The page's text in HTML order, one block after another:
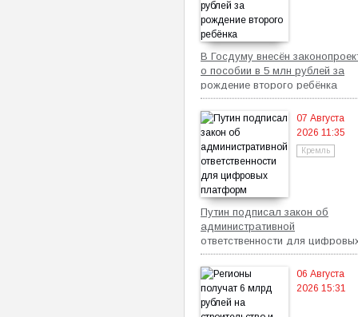
В Госдуму внесён
о пособии в 5 млн рублей за
рождение второго ребёнка
07 Августа
2026 11:35
Кремль
Путин подписал закон об
административной
ответственности для
платформ
06 Августа
2026 15:31